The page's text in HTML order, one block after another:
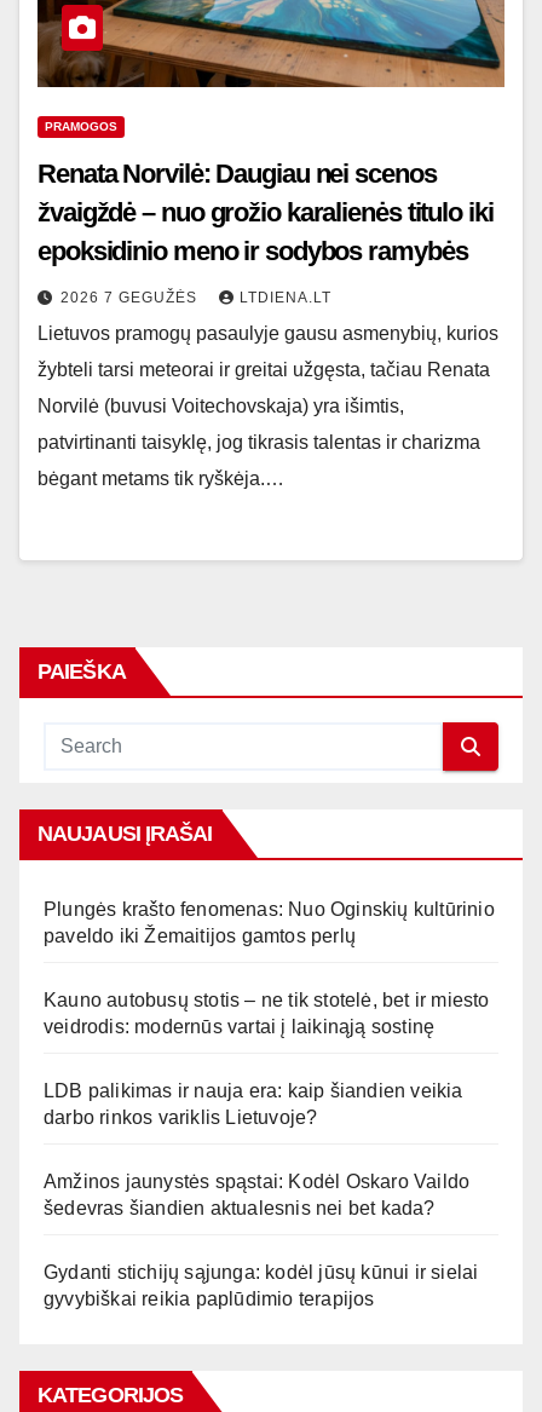
PRAMOGOS
Renata Norvilė: Daugiau nei scenos
žvaigždė – nuo grožio karalienės titulo iki
epoksidinio meno ir sodybos ramybės
2026 7 GEGUŽĖS LTDIENA.LT
Lietuvos pramogų pasaulyje gausu asmenybių, kurios
žybteli tarsi meteorai ir greitai užgęsta, tačiau Renata
Norvilė (buvusi Voitechovskaja) yra išimtis,
patvirtinanti taisyklę, jog tikrasis talentas ir charizma
bėgant metams tik ryškėja.…
PAIEŠKA
NAUJAUSI ĮRAŠAI
Plungės krašto fenomenas: Nuo Oginskių kultūrinio
paveldo iki Žemaitijos gamtos perlų
Kauno autobusų stotis – ne tik stotelė, bet ir miesto
veidrodis: modernūs vartai į laikinąją sostinę
LDB palikimas ir nauja era: kaip šiandien veikia
darbo rinkos variklis Lietuvoje?
Amžinos jaunystės spąstai: Kodėl Oskaro Vaildo
šedevras šiandien aktualesnis nei bet kada?
Gydanti stichijų sąjunga: kodėl jūsų kūnui ir sielai
gyvybiškai reikia paplūdimio terapijos
KATEGORIJOS